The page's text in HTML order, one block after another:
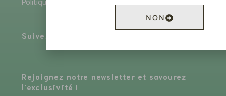
Suivez-nous :
Rejoignez notre newsletter et savourez
l’exclusivité !
NON